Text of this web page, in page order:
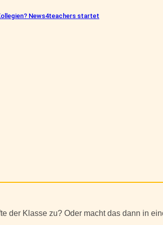
News4teachers startet
Klasse zu? Oder macht das dann in